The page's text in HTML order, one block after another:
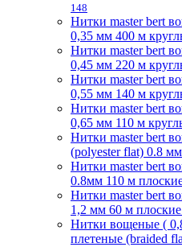
148
Нитки master bert
0,35 мм 400 м
Нитки master bert
0,45 мм 220 м
Нитки master bert
0,55 мм 140 м
Нитки master bert
0,65 мм 110 м
Нитки master bert
(polyester flat) 0.8
Нитки master bert
0.8мм 110 м
Нитки master bert
1,2 мм 60 м
Нитки вощеные (
плетеные (braided